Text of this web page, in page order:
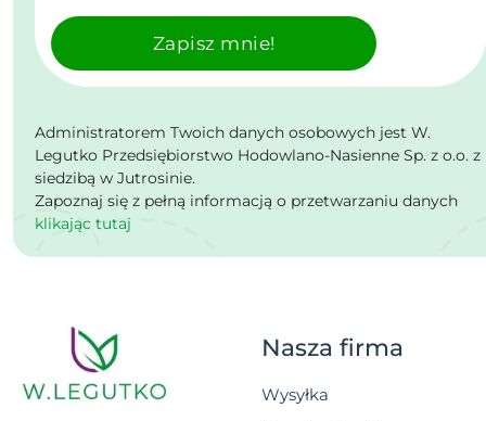
Zapisz mnie!
Administratorem Twoich danych osobowych jest W.
Legutko Przedsiębiorstwo Hodowlano-Nasienne Sp. z o.o. z
siedzibą w Jutrosinie.
Zapoznaj się z pełną informacją o przetwarzaniu danych
klikając tutaj
Nasza firma
Wysyłka